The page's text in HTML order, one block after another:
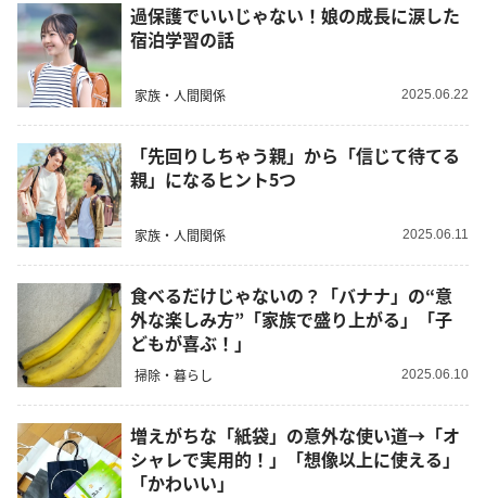
過保護でいいじゃない！娘の成長に涙した
宿泊学習の話
家族・人間関係 2025.06.22
「先回りしちゃう親」から「信じて待てる
親」になるヒント5つ
家族・人間関係 2025.06.11
食べるだけじゃないの？「バナナ」の“意
外な楽しみ方”「家族で盛り上がる」「子
どもが喜ぶ！」
掃除・暮らし 2025.06.10
増えがちな「紙袋」の意外な使い道→「オ
シャレで実用的！」「想像以上に使える」
「かわいい」